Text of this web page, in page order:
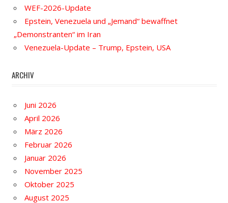
WEF-2026-Update
Epstein, Venezuela und „Jemand“ bewaffnet
„Demonstranten“ im Iran
Venezuela-Update – Trump, Epstein, USA
ARCHIV
Juni 2026
April 2026
März 2026
Februar 2026
Januar 2026
November 2025
Oktober 2025
August 2025